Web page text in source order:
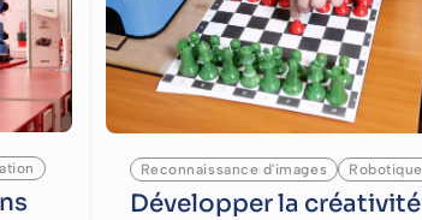
Reconnaissance d'images Robotique
Développer la créativité